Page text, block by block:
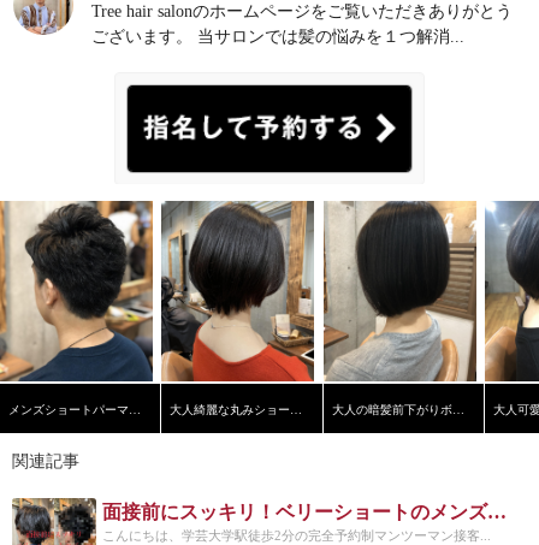
Tree hair salonのホームページをご覧いただきありがとう
ございます。 当サロンでは髪の悩みを１つ解消...
メンズショートパーマスタイル 大人綺麗な丸みショートヘア 大人の暗髪前下がりボブ【学芸大学】【髪質改善】
関連記事
面接前にスッキリ！ベリーショートのメンズパーマスタイル！
こんにちは、学芸大学駅徒歩2分の完全予約制マンツーマン接客...